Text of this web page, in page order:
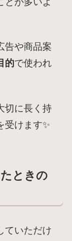
告や商品案
的で使われ
切に長く持
受けます✨
ときの
ていただけ